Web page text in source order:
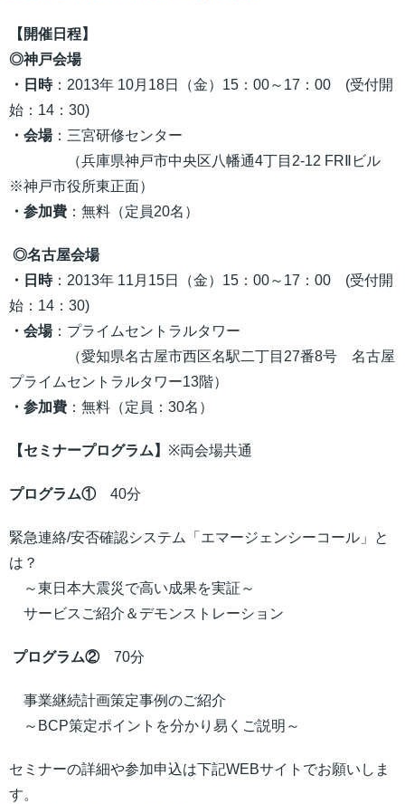
【開催日程】
◎神戸会場
・日時：2013年 10月18日（金）15：00～17：00 (受付開
始：14：30)
・会場：三宮研修センター
（兵庫県神戸市中央区八幡通4丁目2-12 FRⅡビル
※神戸市役所東正面）
・参加費 ：無料（定員20名）
◎名古屋会場
・日時：2013年 11月15日（金）15：00～17：00 (受付開
始：14：30)
・会場：プライムセントラルタワー
（愛知県名古屋市西区名駅二丁目27番8号 名古屋
プライムセントラルタワー13階）
・参加費 ：無料（定員：30名）
【セミナープログラム】 ※両会場共通
プログラム①40分
緊急連絡/安否確認システム「エマージェンシーコール」と
は？
～東日本大震災で高い成果を実証～
サービスご紹介＆デモンストレーション
プログラム②70分
事業継続計画策定事例のご紹介
～BCP策定ポイントを分かり易くご説明～
セミナーの詳細や参加申込は下記WEBサイトでお願いしま
す。